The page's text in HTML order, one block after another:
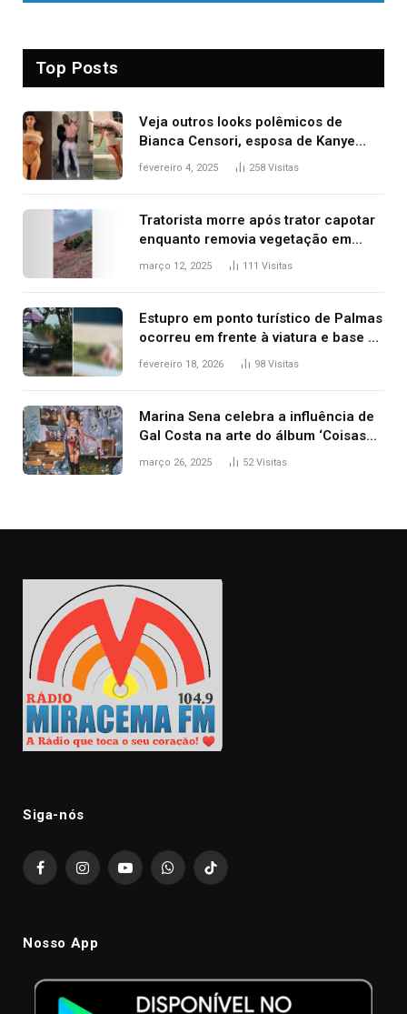
Top Posts
Veja outros looks polêmicos de
Bianca Censori, esposa de Kanye
West que apareceu nua no Grammy
fevereiro 4, 2025 258 Visitas
Tratorista morre após trator capotar
enquanto removia vegetação em
ribanceira de rodovia
março 12, 2025 111 Visitas
Estupro em ponto turístico de Palmas
ocorreu em frente à viatura e base de
segurança; polícia investiga
fevereiro 18, 2026 98 Visitas
Marina Sena celebra a influência de
Gal Costa na arte do álbum ‘Coisas
naturais’
março 26, 2025 52Visitas
Siga-nós
FacebookInstagramYouTubeWhatsAppTikTok
Nosso App